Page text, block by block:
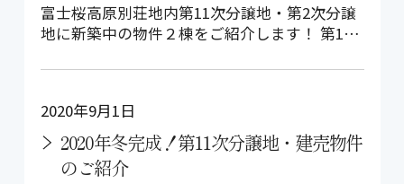
富士桜高原別荘地内第11次分譲地・第2次分譲
地に新築中の物件２棟をご紹介します！ 第11
2020年9月1日
2020年冬完成！第11次分譲地・建売物件
のご紹介